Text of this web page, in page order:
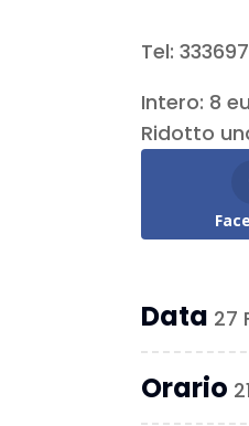
Tel:
Intero: 8
Ridotto
Data 27
Orario